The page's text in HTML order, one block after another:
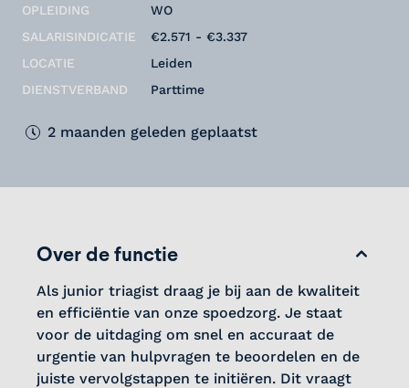
OPLEIDING
SALARISINDICATIE
LOCATIE
DIENSTVERBAND
WO
€2.571 - €3.337
Leiden
Parttime
2 maanden geleden geplaatst
Over de functie
Als junior triagist draag je bij aan de kwaliteit
en efficiëntie van onze spoedzorg. Je staat
voor de uitdaging om snel en accuraat de
urgentie van hulpvragen te beoordelen en de
juiste vervolgstappen te initiëren. Dit vraagt